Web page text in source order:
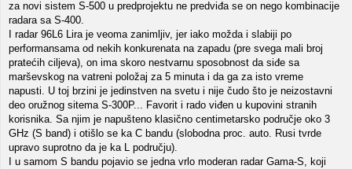
za novi sistem S-500 u predprojektu ne predviđa se on nego kombinacije
radara sa S-400.
I radar 96L6 Lira je veoma zanimljiv, jer iako možda i slabiji po
performansama od nekih konkurenata na zapadu (pre svega mali broj
pratećih ciljeva), on ima skoro nestvarnu sposobnost da siđe sa
marševskog na vatreni položaj za 5 minuta i da ga za isto vreme
napusti. U toj brzini je jedinstven na svetu i nije čudo što je neizostavni
deo oružnog sitema S-300P... Favorit i rado viđen u kupovini stranih
korisnika. Sa njim je napušteno klasično centimetarsko područje oko 3
GHz (S band) i otišlo se ka C bandu (slobodna proc. auto. Rusi tvrde
upravo suprotno da je ka L području).
I u samom S bandu pojavio se jedna vrlo moderan radar Gama-S, koji